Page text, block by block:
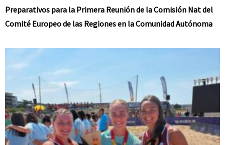
Preparativos para la Primera Reunión de la Comisión Nat del
Comité Europeo de las Regiones en la Comunidad Autónoma